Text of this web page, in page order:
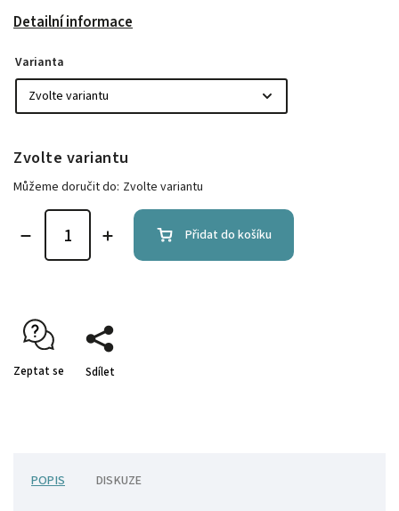
Detailní informace
Varianta
Zvolte variantu
Můžeme doručit do: Zvolte variantu
Přidat do košíku
Zeptat se Sdílet
POPIS DISKUZE